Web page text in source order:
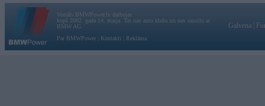
Vortāls BMWPower.lv darbojas
kopš 2002. gada 14. maija. Tas nav auto klubs un nav saistīts ar
BMW AG.
Par BMWPower
Kontakti Reklāma
Galvena